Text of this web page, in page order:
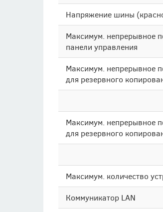
Напряжение шины
Максимум. непрерывное
панели управления
Максимум. непрерывное
для резервного
Максимум. непрерывное
для резервного
Максимум. количество
Коммуникатор LAN